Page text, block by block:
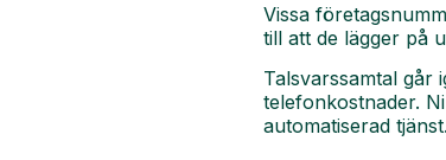
Vissa
till att de lägger på
Talsvarssamtal går
telefonkostnader.
automatiserad